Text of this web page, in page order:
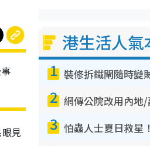
見
港生活人氣
1
2
3